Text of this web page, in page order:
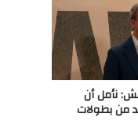
نأمل أن
من بطولات